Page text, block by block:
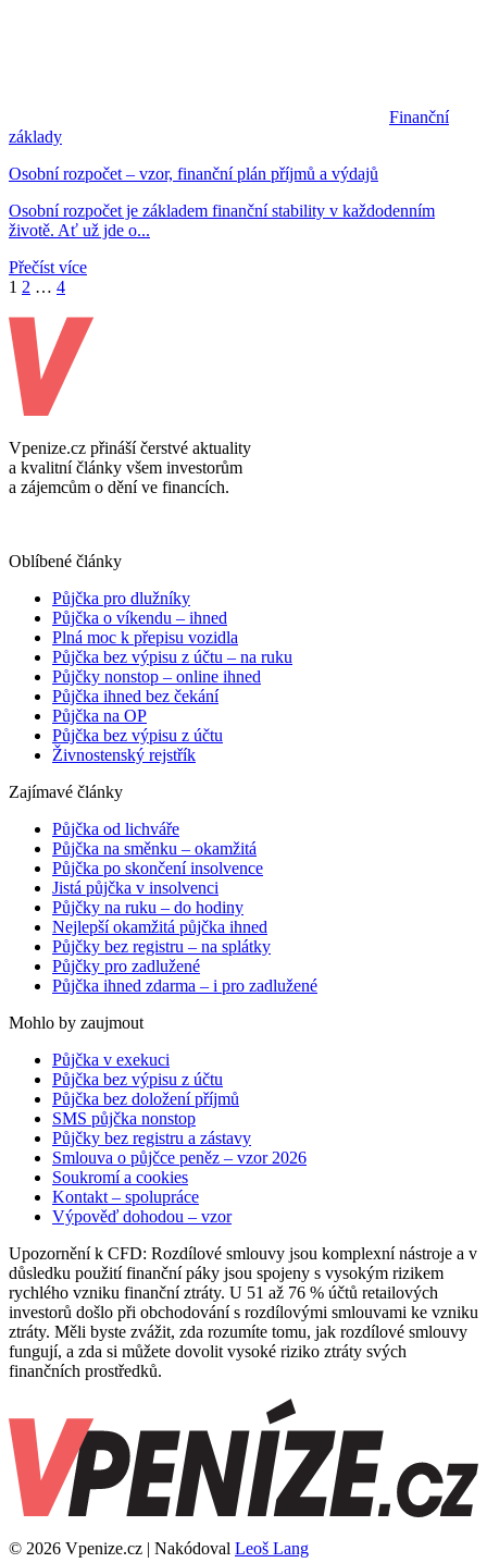
Finanční
základy
Osobní rozpočet – vzor, finanční plán příjmů a výdajů
Osobní rozpočet je základem finanční stability v každodenním
životě. Ať už jde o...
Přečíst více
1 2 … 4
Vpenize.cz přináší čerstvé aktuality
a kvalitní články všem investorům
a zájemcům o dění ve financích.
Oblíbené články
Půjčka pro dlužníky
Půjčka o víkendu – ihned
Plná moc k přepisu vozidla
Půjčka bez výpisu z účtu – na ruku
Půjčky nonstop – online ihned
Půjčka ihned bez čekání
Půjčka na OP
Půjčka bez výpisu z účtu
Živnostenský rejstřík
Zajímavé články
Půjčka od lichváře
Půjčka na směnku – okamžitá
Půjčka po skončení insolvence
Jistá půjčka v insolvenci
Půjčky na ruku – do hodiny
Nejlepší okamžitá půjčka ihned
Půjčky bez registru – na splátky
Půjčky pro zadlužené
Půjčka ihned zdarma – i pro zadlužené
Mohlo by zaujmout
Půjčka v exekuci
Půjčka bez výpisu z účtu
Půjčka bez doložení příjmů
SMS půjčka nonstop
Půjčky bez registru a zástavy
Smlouva o půjčce peněz – vzor 2026
Soukromí a cookies
Kontakt – spolupráce
Výpověď dohodou – vzor
Upozornění k CFD: Rozdílové smlouvy jsou komplexní nástroje a v
důsledku použití finanční páky jsou spojeny s vysokým rizikem
rychlého vzniku finanční ztráty. U 51 až 76 % účtů retailových
investorů došlo při obchodování s rozdílovými smlouvami ke vzniku
ztráty. Měli byste zvážit, zda rozumíte tomu, jak rozdílové smlouvy
fungují, a zda si můžete dovolit vysoké riziko ztráty svých
finančních prostředků.
© 2026 Vpenize.cz | Nakódoval Leoš Lang